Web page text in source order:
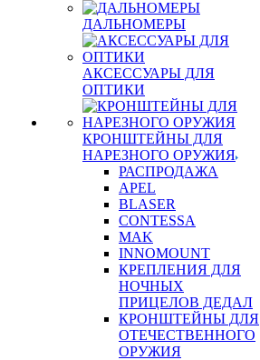
ДАЛЬНОМЕРЫ
АКСЕССУАРЫ ДЛЯ
ОПТИКИ
КРОНШТЕЙНЫ ДЛЯ
НАРЕЗНОГО ОРУЖИЯ
РАСПРОДАЖА
APEL
BLASER
CONTESSA
MAK
INNOMOUNT
КРЕПЛЕНИЯ ДЛЯ
НОЧНЫХ
ПРИЦЕЛОВ ДЕДАЛ
КРОНШТЕЙНЫ ДЛЯ
ОТЕЧЕСТВЕННОГО
ОРУЖИЯ